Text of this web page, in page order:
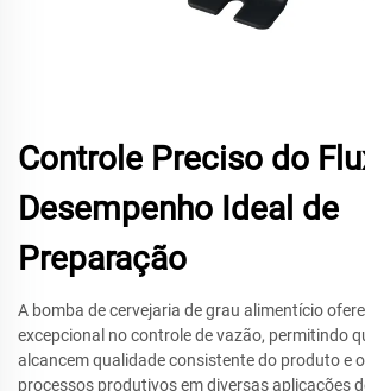
Controle Preciso do
Desempenho Ideal de
Preparação
A bomba de cervejaria de grau alimentício
excepcional no controle de vazão, permitindo
alcancem qualidade consistente do produto e
processos produtivos em diversas aplicações